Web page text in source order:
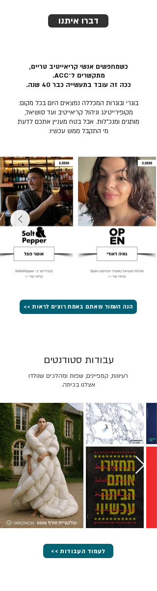
דברו איתנו
כשמחפשים אנשי קריאייטיב טריים,
מתקשרים ל־ACC.
ככה זה עובד בתעשייה כבר 40 שנה.
בוגרי ובוגרות המכללה נמצאים היום בכל מקום:
מקופירייטינג וניהול קריאייטיב ועד סושיאל,
מותגים ומנכ״לות. אבל בטח מעניין אתכם לדעת
מי התקבל ממש עכשיו:
הנה העמוד שאתם באמת רוצים לראות >>
רעיונות, קמפיינים, שפות ומהלכים שנולדו
אצלנו בכיתה.
עבודות סטודנטים
<< לעמוד העבודות